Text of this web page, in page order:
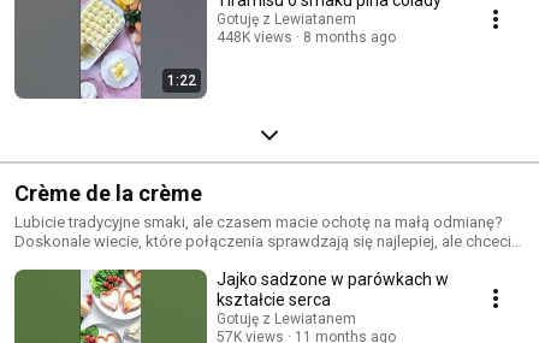
1:22
Gotuję z Lewiatanem
448K views
8 months ago
Crème de la crème
Lubicie tradycyjne smaki, ale czasem macie ochotę na małą odmianę?
Doskonale wiecie, które połączenia sprawdzają się najlepiej, ale chcecie
crème! 👌
Jajko sadzone w parówkach w
kształcie serca
Gotuję z Lewiatanem
57K views
11 months ago